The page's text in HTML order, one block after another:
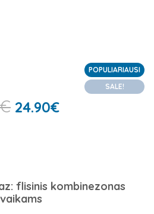
POPULIARIAUSI
SALE!
€ 24.90€
flisinis kombinezonas
vaikams